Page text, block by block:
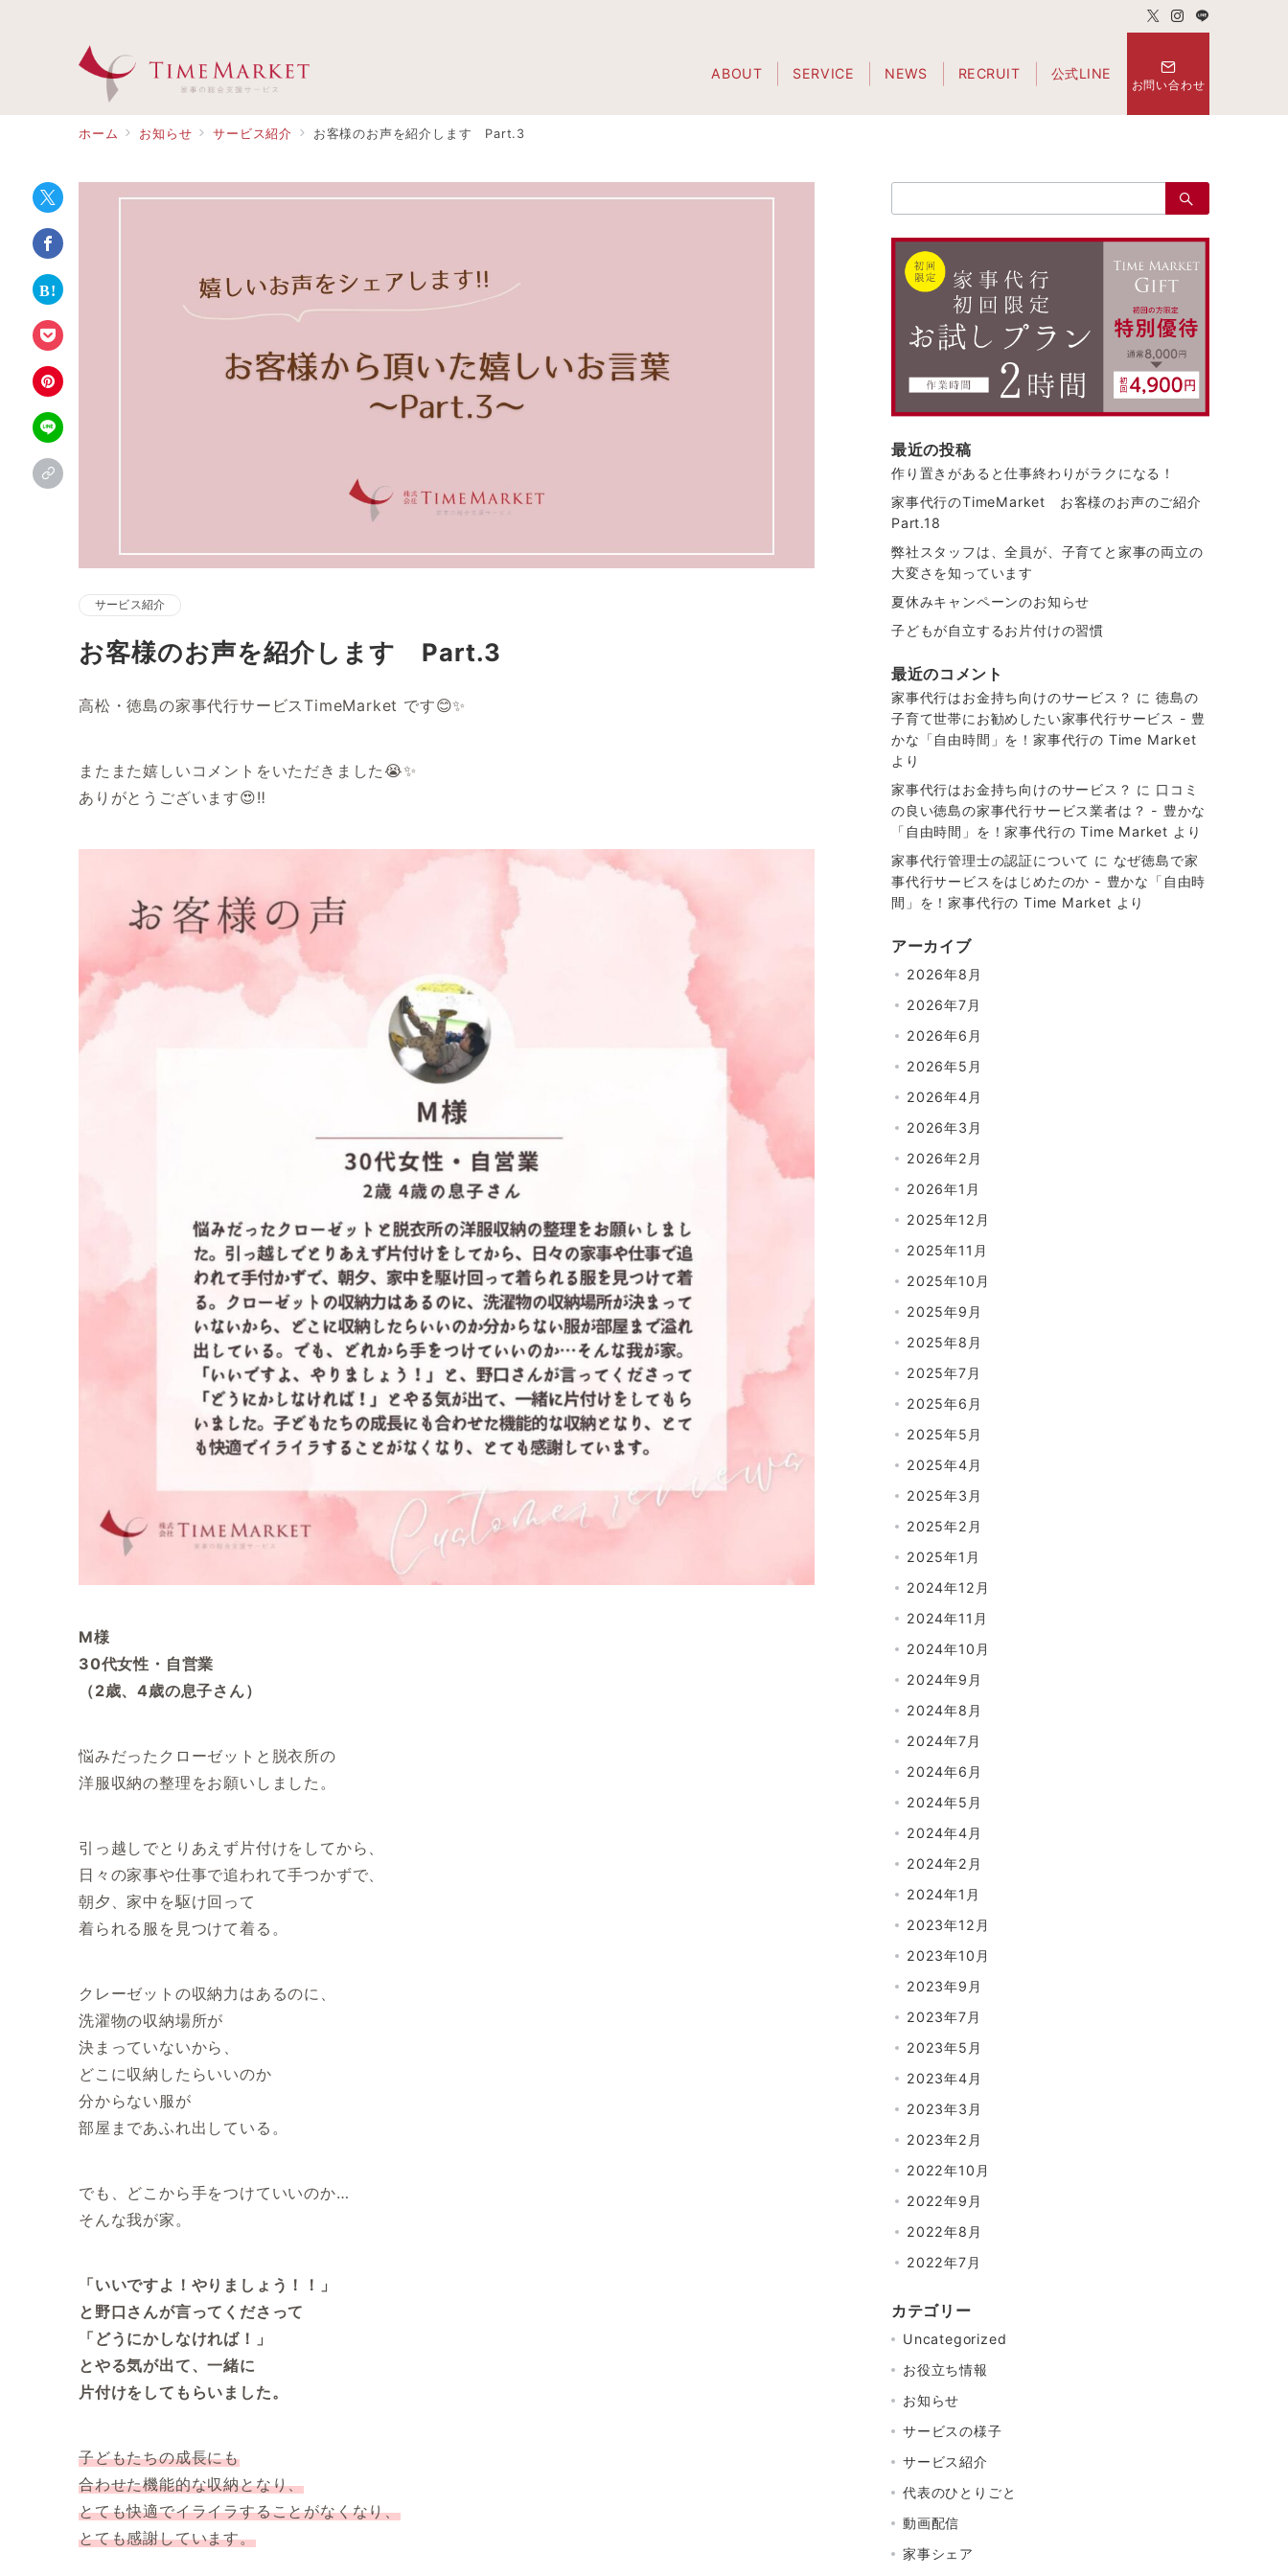
ABOUT SERVICE NEWS RECRUIT 公式LINE
お問い合わせ
ホーム お知らせ サービス紹介 お客様のお声を紹介します Part.3
サービス紹介
お客様のお声を紹介します Part.3
高松・徳島の家事代行サービスTimeMarket です😊✨
またまた嬉しいコメントをいただきました😭✨
ありがとうございます😍‼️
M様
30代女性・自営業
（2歳、4歳の息子さん）
悩みだったクローゼットと脱衣所の
洋服収納の整理をお願いしました。
引っ越しでとりあえず片付けをしてから、
日々の家事や仕事で追われて手つかずで、
朝夕、家中を駆け回って
着られる服を見つけて着る。
クレーゼットの収納力はあるのに、
洗濯物の収納場所が
決まっていないから、
どこに収納したらいいのか
分からない服が
部屋まであふれ出している。
でも、どこから手をつけていいのか…
そんな我が家。
「いいですよ！やりましょう！！」
と野口さんが言ってくださって
「どうにかしなければ！」
とやる気が出て、一緒に
片付けをしてもらいました。
子どもたちの成長にも
合わせた機能的な収納となり、
とても快適でイライラすることがなくなり、
とても感謝しています。
索：
最近の投稿
作り置きがあると仕事終わりがラクになる！
家事代行のTimeMarket お客様のお声のご紹介
Part.18
弊社スタッフは、全員が、子育てと家事の両立の
大変さを知っています
夏休みキャンペーンのお知らせ
子どもが自立するお片付けの習慣
最近のコメント
家事代行はお金持ち向けのサービス？ に徳島の
子育て世帯にお勧めしたい家事代行サービス - 豊
かな「自由時間」を！家事代行の Time Market
より
家事代行はお金持ち向けのサービス？ に 口コミ
の良い徳島の家事代行サービス業者は？ - 豊かな
「自由時間」を！家事代行の Time Market より
家事代行管理士の認証について に なぜ徳島で家
事代行サービスをはじめたのか - 豊かな「自由時
間」を！家事代行の Time Market より
アーカイブ
2026年8月
2026年7月
2026年6月
2026年5月
2026年4月
2026年3月
2026年2月
2026年1月
2025年12月
2025年11月
2025年10月
2025年9月
2025年8月
2025年7月
2025年6月
2025年5月
2025年4月
2025年3月
2025年2月
2025年1月
2024年12月
2024年11月
2024年10月
2024年9月
2024年8月
2024年7月
2024年6月
2024年5月
2024年4月
2024年2月
2024年1月
2023年12月
2023年10月
2023年9月
2023年7月
2023年5月
2023年4月
2023年3月
2023年2月
2022年10月
2022年9月
2022年8月
2022年7月
カテゴリー
Uncategorized
お役立ち情報
お知らせ
サービスの様子
サービス紹介
代表のひとりごと
動画配信
家事シェア